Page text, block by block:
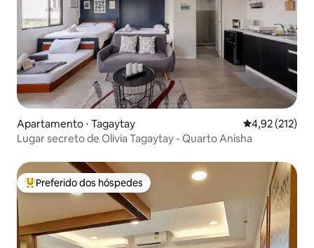
Apartamento ⋅ Tagaytay 4,92 de uma
4,92 (212)
Lugar secreto de Olivia Tagaytay - Quarto Anisha
Entre os melhores preferidos dos hóspedes
Preferido dos hóspedes